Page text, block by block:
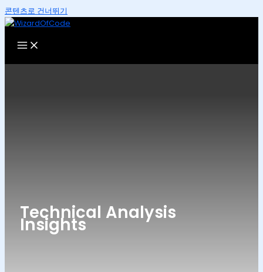
콘텐츠로 건너뛰기
Technical Analysis
Insights